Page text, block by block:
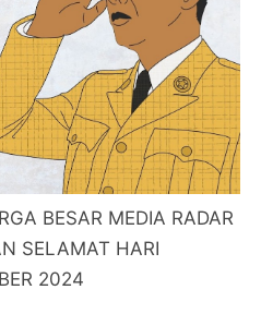
BESAR MEDIA RADAR
SELAMAT HARI
2024